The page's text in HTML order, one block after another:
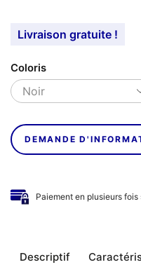
Livraison gratuite !
Coloris
DEMANDE
Paiement en plusieurs fois
Descriptif